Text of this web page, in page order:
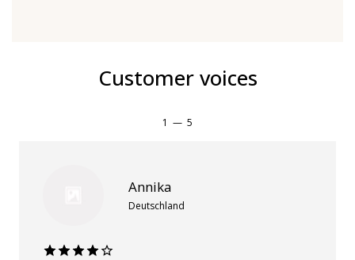
Customer voices
1 — 5
Annika
Deutschland